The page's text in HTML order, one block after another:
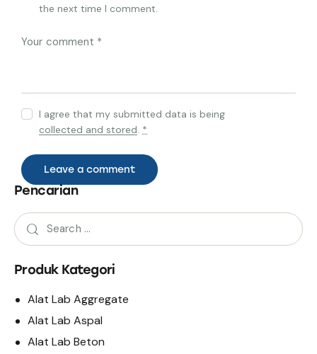
the next time I comment.
I agree that my submitted data is being
collected and stored *
Pencarian
Produk Kategori
Alat Lab Aggregate
Alat Lab Aspal
Alat Lab Beton